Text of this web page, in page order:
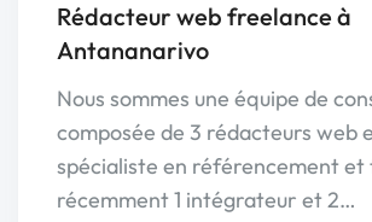
Rédacteur web freelance à
Antananarivo
Nous sommes une équipe de
composée de 3 rédacteurs web
spécialiste en référencement et
récemment 1 intégrateur et 2…